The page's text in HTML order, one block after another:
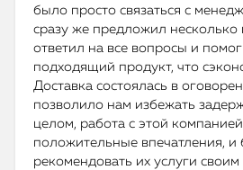
было просто связаться с
сразу же предложил несколько
ответил на все вопросы и
подходящий продукт, что
Доставка состоялась в
позволило нам избежать
целом, работа с этой
положительные впечатления, и
рекомендовать их услуги своим